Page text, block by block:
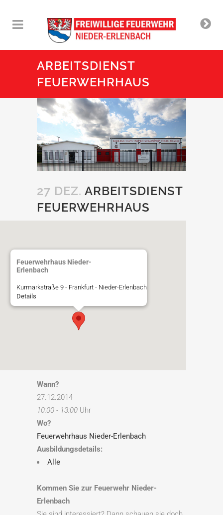
ARBEITSDIENST
FEUERWEHRHAUS
27 DEZ. ARBEITSDIENST
FEUERWEHRHAUS
Feuerwehrhaus Nieder-
Erlenbach
Kurmarkstraße 9 - Frankfurt - Nieder-Erlenbach
Details
Wann?
27.12.2014
10:00 - 13:00 Uhr
Wo?
Feuerwehrhaus Nieder-Erlenbach
Ausbildungsdetails:
Alle
Kommen Sie zur Feuerwehr Nieder-
Erlenbach